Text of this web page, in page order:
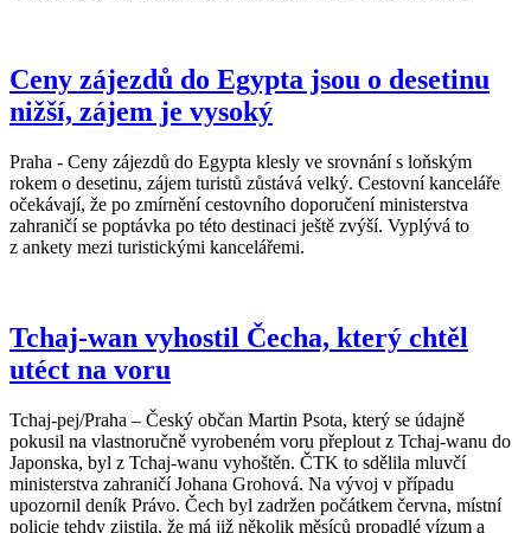
Ceny zájezdů do Egypta jsou o desetinu
nižší, zájem je vysoký
Praha - Ceny zájezdů do Egypta klesly ve srovnání s loňským
rokem o desetinu, zájem turistů zůstává velký. Cestovní kanceláře
očekávají, že po zmírnění cestovního doporučení ministerstva
zahraničí se poptávka po této destinaci ještě zvýší. Vyplývá to
z ankety mezi turistickými kancelářemi.
Tchaj-wan vyhostil Čecha, který chtěl
utéct na voru
Tchaj-pej/Praha – Český občan Martin Psota, který se údajně
pokusil na vlastnoručně vyrobeném voru přeplout z Tchaj-wanu do
Japonska, byl z Tchaj-wanu vyhoštěn. ČTK to sdělila mluvčí
ministerstva zahraničí Johana Grohová. Na vývoj v případu
upozornil deník Právo. Čech byl zadržen počátkem června, místní
policie tehdy zjistila, že má již několik měsíců propadlé vízum a